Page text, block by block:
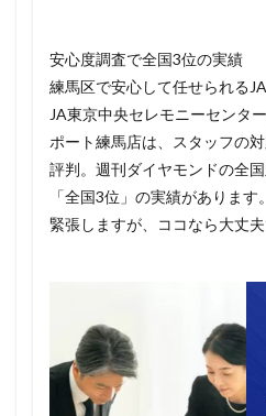
安心度調査で全国3位の実績
練馬区で安心して任せられる
JA東京中央セレモニーセンタ
ポート練馬店は、スタッフの
評判。週刊ダイヤモンドの全
「全国3位」の実績がありま
緊張しますが、ココなら大丈夫